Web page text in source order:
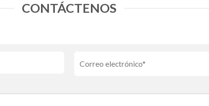
CONTÁCTENOS